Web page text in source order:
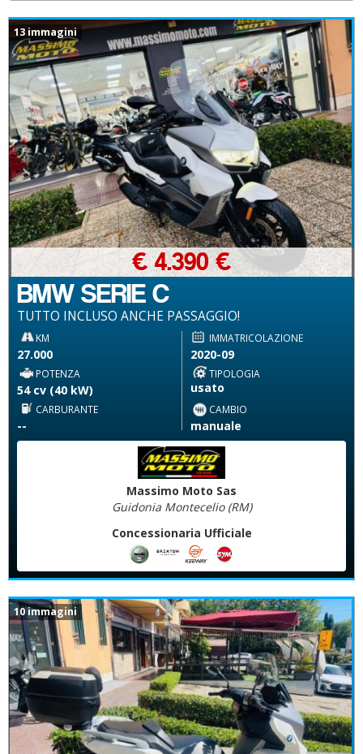
13 immagini
BMW SERIE C
TUTTO INCLUSO ANCHE PASSAGGIO!
€ 4.390 €
KM
27.000
IMMATRICOLAZIONE
2020-09
POTENZA
54 cv (40 kW)
TIPOLOGIA
usato
CARBURANTE
--
CAMBIO
manuale
Massimo Moto Sas
Guidonia Montecelio (RM)
Concessionaria Ufficiale
10 immagini